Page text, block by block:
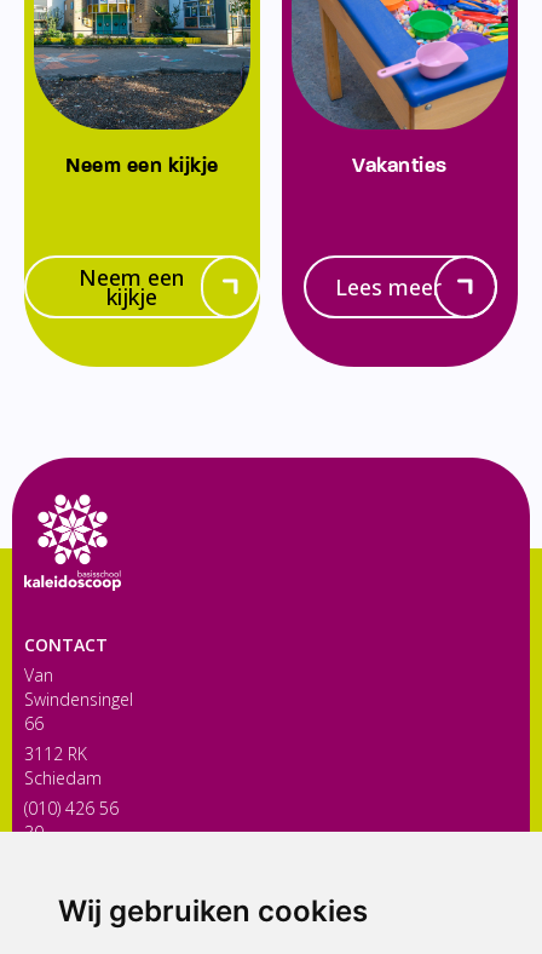
Wij gebruiken cookies
Neem een kijkje
Neem een
kijkje
Vakanties
Lees meer
CONTACT
Van
Swindensingel
66
3112 RK
Schiedam
(010) 426 56
30
ONDERDEEL VAN